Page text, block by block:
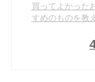
買ってよかった
すめのものを教